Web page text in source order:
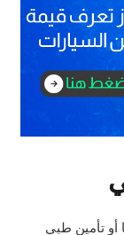
أو تأمين طبي